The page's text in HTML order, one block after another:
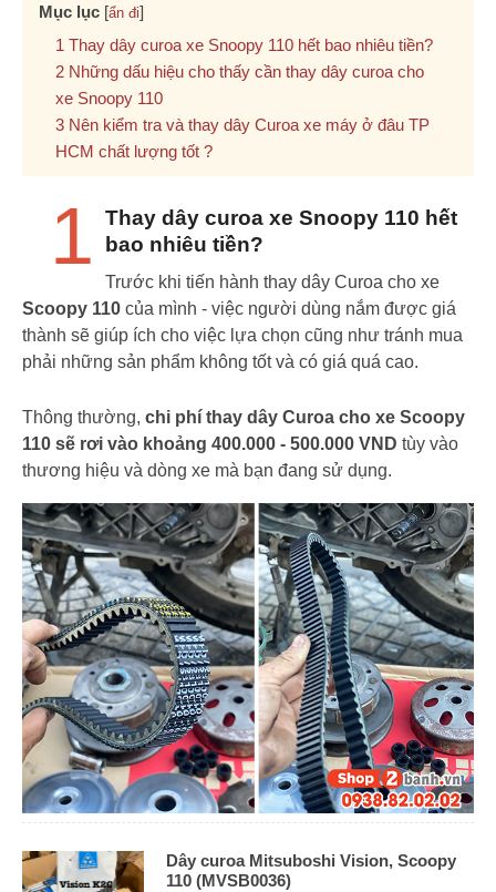
Mục lục [ẩn đi]
Thay dây curoa xe Snoopy 110 hết bao nhiêu tiền?
Những dấu hiệu cho thấy cần thay dây curoa cho
xe Snoopy 110
Nên kiểm tra và thay dây Curoa xe máy ở đâu TP
HCM chất lượng tốt ?
1
Thay dây curoa xe Snoopy 110 hết
bao nhiêu tiền?
Trước khi tiến hành thay dây Curoa cho xe
Scoopy 110 của mình - việc người dùng nắm được giá
thành sẽ giúp ích cho việc lựa chọn cũng như tránh mua
phải những sản phẩm không tốt và có giá quá cao.
Thông thường, chi phí thay dây Curoa cho xe Scoopy
110 sẽ rơi vào khoảng 400.000 - 500.000 VND tùy vào
thương hiệu và dòng xe mà bạn đang sử dụng.
Dây curoa Mitsuboshi Vision, Scoopy
110 (MVSB0036)